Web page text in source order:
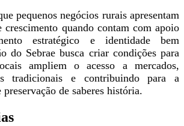
pequenos negócios rurais apresentam
crescimento quando contam com apoio
estratégico e identidade bem
do Sebrae busca criar condições para
ampliem o acesso a mercados,
tradicionais e contribuindo para a
preservação de saberes história.